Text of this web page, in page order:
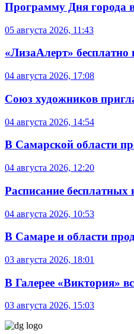
Программу Дня города
05 августа 2026, 11:43
«ЛизаАлерт»
04 августа 2026, 17:08
Союз художников
04 августа 2026, 14:54
В Самарской области
04 августа 2026, 12:20
Расписание бесплатных
04 августа 2026, 10:53
В Самаре и области
03 августа 2026, 18:01
В Галерее «Виктория»
03 августа 2026, 15:03